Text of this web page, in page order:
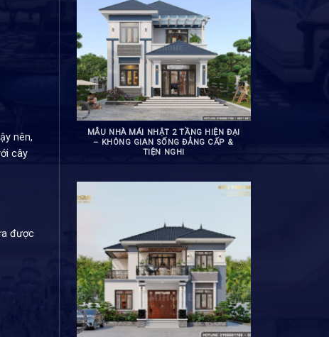
MẪU NHÀ MÁI NHẬT 2 TẦNG HIỆN ĐẠI
– KHÔNG GIAN SỐNG ĐẲNG CẤP &
TIỆN NGHI
nên,
cây
được